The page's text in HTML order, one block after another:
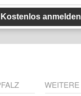
Kostenlos anmelden